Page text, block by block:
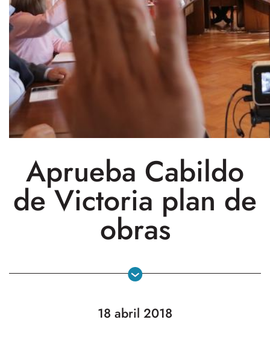
Aprueba Cabildo
de Victoria plan de
obras
18 abril 2018